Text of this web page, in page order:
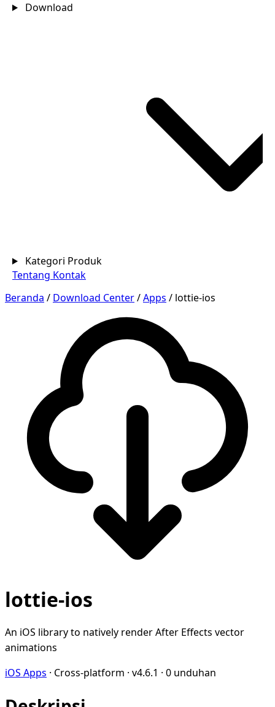
Download
Kategori Produk
Tentang Kontak
Beranda / Download Center/Apps / lottie-ios
lottie-ios
An iOS library to natively render After Effects vector
animations
iOS Apps · Cross-platform · v4.6.1 · 0 unduhan